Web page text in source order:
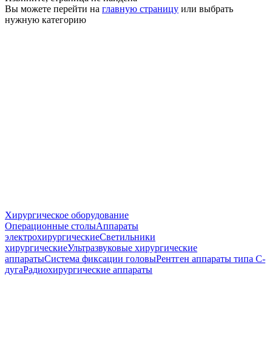
Вы можете перейти на главную страницу или выбрать
нужную категорию
Хирургическое оборудование
Операционные столыАппараты
электрохирургическиеСветильники
хирургическиеУльтразвуковые хирургические
аппаратыСистема фиксации головыРентген аппараты типа С-
дугаРадиохирургические аппараты